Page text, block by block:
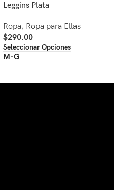
Leggins Plata
Ropa, Ropa para Ellas
$290.00
Seleccionar Opciones
M-G